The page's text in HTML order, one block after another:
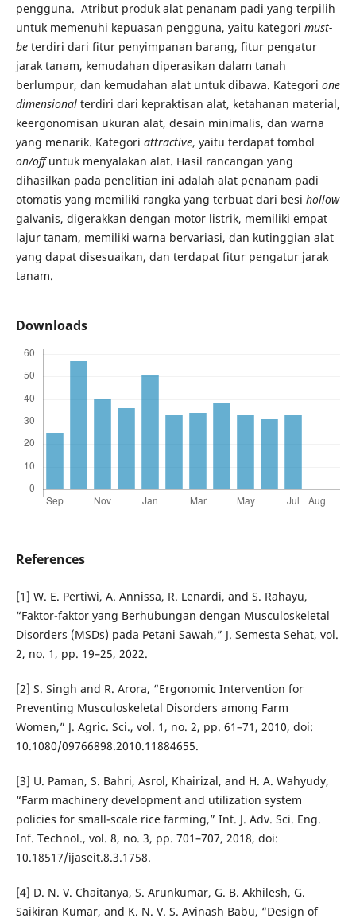
pengguna. Atribut produk alat penanam padi yang terpilih
untuk memenuhi kepuasan pengguna, yaitu kategori must-
beterdiri dari fitur penyimpanan barang, fitur pengatur
jarak tanam, kemudahan diperasikan dalam tanah
berlumpur, dan kemudahan alat untuk dibawa. Kategori one
dimensionalterdiri dari kepraktisan alat, ketahanan material,
keergonomisan ukuran alat, desain minimalis, dan warna
yang menarik. Kategori attractive, yaitu terdapat tombol
on/offuntuk menyalakan alat. Hasil rancangan yang
dihasilkan pada penelitian ini adalah alat penanam padi
otomatis yang memiliki rangka yang terbuat dari besi hollow
galvanis, digerakkan dengan motor listrik, memiliki empat
lajur tanam, memiliki warna bervariasi, dan kutinggian alat
yang dapat disesuaikan, dan terdapat fitur pengatur jarak
tanam.
Downloads
References
[1] W. E. Pertiwi, A. Annissa, R. Lenardi, and S. Rahayu,
“Faktor-faktor yang Berhubungan dengan Musculoskeletal
Disorders (MSDs) pada Petani Sawah,” J. Semesta Sehat, vol.
2, no. 1, pp. 19–25, 2022.
[2] S. Singh and R. Arora, “Ergonomic Intervention for
Preventing Musculoskeletal Disorders among Farm
Women,” J. Agric. Sci., vol. 1, no. 2, pp. 61–71, 2010, doi:
10.1080/09766898.2010.11884655.
[3] U. Paman, S. Bahri, Asrol, Khairizal, and H. A. Wahyudy,
“Farm machinery development and utilization system
policies for small-scale rice farming,” Int. J. Adv. Sci. Eng.
Inf. Technol., vol. 8, no. 3, pp. 701–707, 2018, doi:
10.18517/ijaseit.8.3.1758.
[4] D. N. V. Chaitanya, S. Arunkumar, G. B. Akhilesh, G.
Saikiran Kumar, and K. N. V. S. Avinash Babu, “Design of